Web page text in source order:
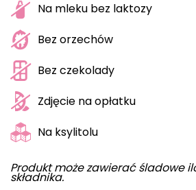
Na mleku bez laktozy
Bez orzechów
Bez czekolady
Zdjęcie na opłatku
Na ksylitolu
Produkt może zawierać śladowe
składnika.